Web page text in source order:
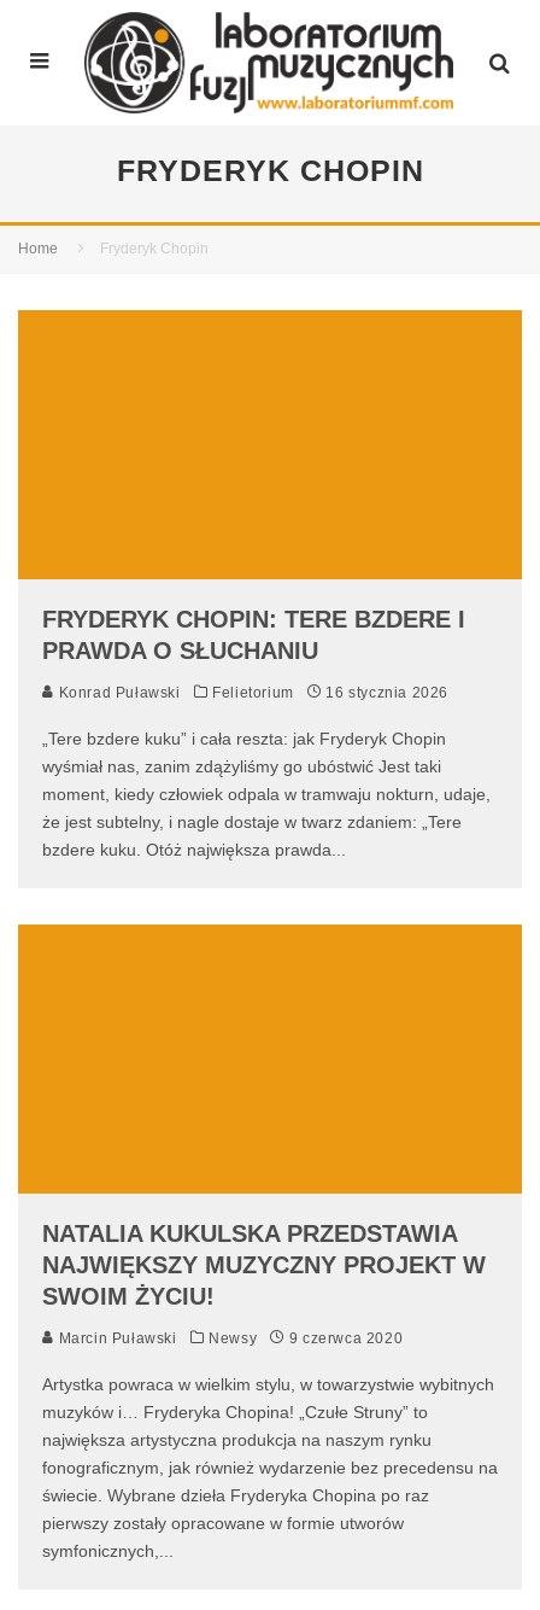
FRYDERYK CHOPIN
Home Fryderyk Chopin
FRYDERYK CHOPIN: TERE BZDERE I
PRAWDA O SŁUCHANIU
Konrad Puławski Felietorium 16 stycznia 2026
„Tere bzdere kuku” i cała reszta: jak Fryderyk Chopin
wyśmiał nas, zanim zdążyliśmy go ubóstwić Jest taki
moment, kiedy człowiek odpala w tramwaju nokturn, udaje,
że jest subtelny, i nagle dostaje w twarz zdaniem: „Tere
bzdere kuku. Otóż największa prawda...
NATALIA KUKULSKA PRZEDSTAWIA
NAJWIĘKSZY MUZYCZNY PROJEKT W
SWOIM ŻYCIU!
Marcin Puławski Newsy 9 czerwca 2020
Artystka powraca w wielkim stylu, w towarzystwie wybitnych
muzyków i… Fryderyka Chopina! „Czułe Struny” to
największa artystyczna produkcja na naszym rynku
fonograficznym, jak również wydarzenie bez precedensu na
świecie. Wybrane dzieła Fryderyka Chopina po raz
pierwszy zostały opracowane w formie utworów
symfonicznych,